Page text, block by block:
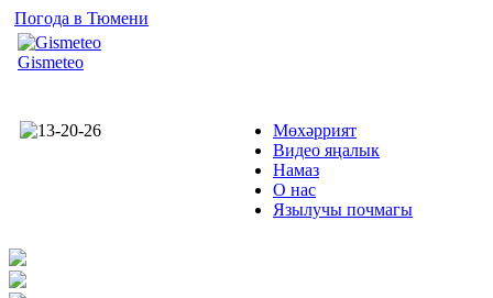
Погода в Тюмени
Gismeteo
Мөхәррият
Видео яңалык
Намаз
О нас
Язылучы почмагы